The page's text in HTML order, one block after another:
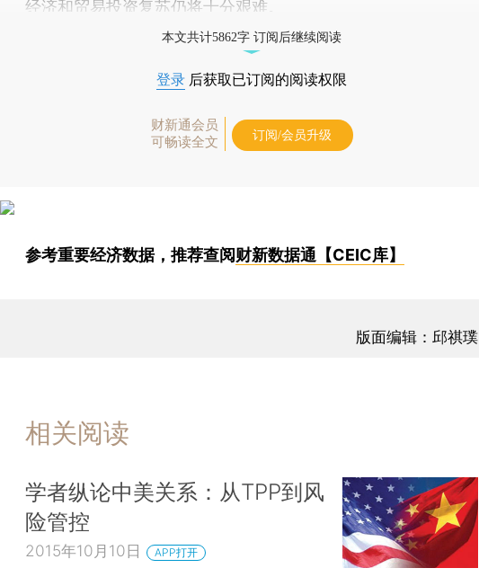
经济和贸易投资复苏仍将十分艰难。
本文共计5862字 订阅后继续阅读
登录 后获取已订阅的阅读权限
财新通会员
可畅读全文
订阅/会员升级
参考重要经济数据，推荐查阅财新数据通【CEIC库】
版面编辑：邱祺璞
相关阅读
学者纵论中美关系：从TPP到风
险管控
2015年10月10日 APP打开